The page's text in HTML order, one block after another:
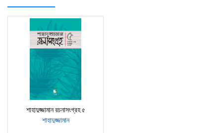
শাহাদুজ্জামান রচনাসংগ্রহ ৫
শাহাদুজ্জামান